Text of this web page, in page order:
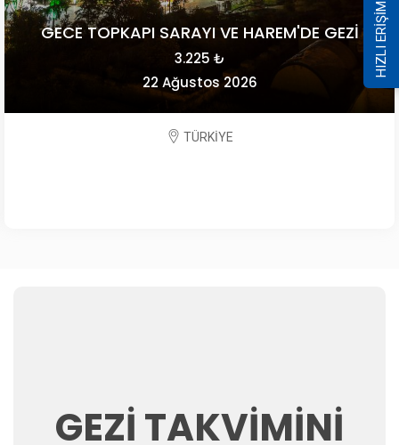
GECE TOPKAPI SARAYI VE HAREM'DE GEZİ
3.225 ₺
22 Ağustos 2026
TÜRKİYE
GEZİ TAKVİMİNİ
HIZLI ERİŞİM